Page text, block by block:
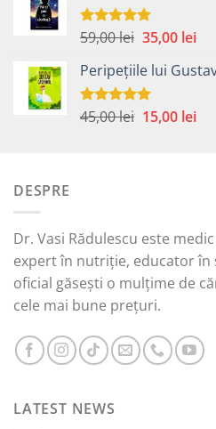
fost:
45,00 lei.
Evaluat la
59,00lei Prețul
a
fost:
59,00 lei.
35,00 lei
Peripețiile lui
Evaluat la
45,00lei Prețul
15,00 lei
DESPRE
Dr. Vasi Rădulescu este
expert în nutriție, educator în
oficial găsești o mulțime de
cele mai bune prețuri.
LATEST NEWS